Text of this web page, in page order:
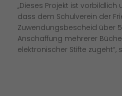
Dieses Projekt ist vorbildlich
dass dem Schulverein der
Zuwendungsbescheid über
Anschaffung mehrerer
elektronischer Stifte zugeht“,